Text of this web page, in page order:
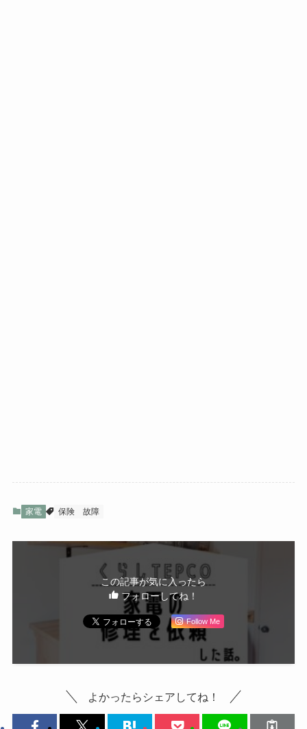
家電 保険 故障
この記事が気に入ったら
フォローしてね！
Follow Me
よかったらシェアしてね！